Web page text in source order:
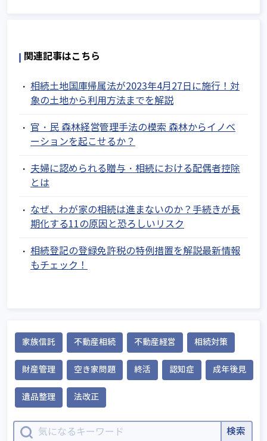
関連記事はこちら
相続土地国庫帰属法が2023年4月27日に施行！対
象の土地から利用方法までを解説
官・民 森林経営管理手法の模索 森林からイノベ
ーションを起こせるか？
夫婦に認められる贈与・相続における配偶者控除
とは
なぜ、わが家の相続は進まないのか？手続きが長
期化する11の原因と恐ろしいリスク
相続登記の登録免許税の特例措置を解説最新情報
もチェック！
家族信託 不動産相続 不動産経営 相続対策
財産管理 空き家問題 終活 認知症 成年後見
遺品整理 法改正